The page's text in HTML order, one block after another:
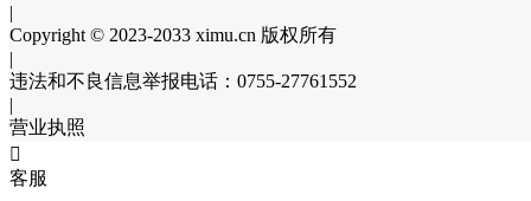
|
Copyright © 2023-2033 ximu.cn 版权所有
|
违法和不良信息举报电话：0755-27761552
|
营业执照

客服